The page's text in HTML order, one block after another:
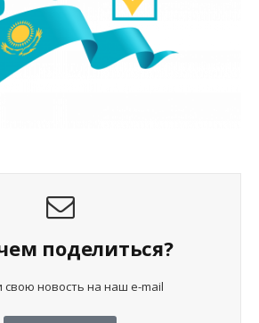
поделиться?
новость на наш e-mail